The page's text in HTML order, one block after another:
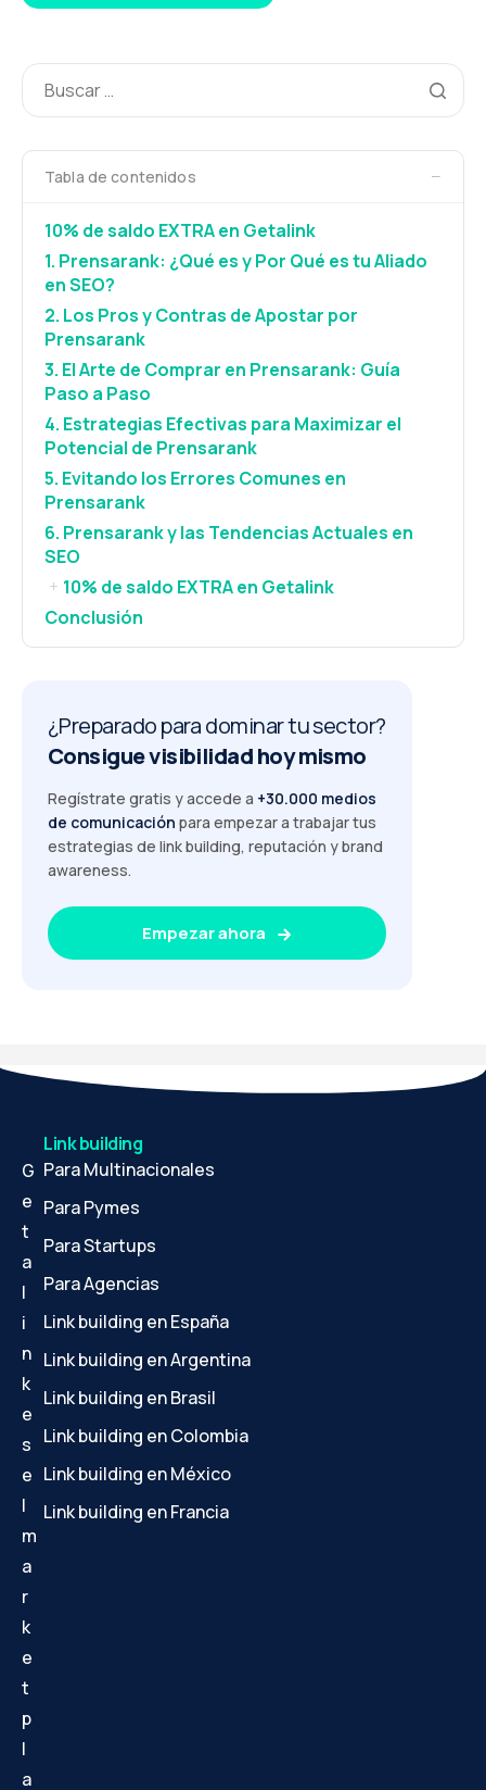
Tabla de contenidos −
10% de saldo EXTRA en Getalink
1. Prensarank: ¿Qué es y Por Qué es tu Aliado
en SEO?
2. Los Pros y Contras de Apostar por
Prensarank
3. El Arte de Comprar en Prensarank: Guía
Paso a Paso
4. Estrategias Efectivas para Maximizar el
Potencial de Prensarank
5. Evitando los Errores Comunes en
Prensarank
6. Prensarank y las Tendencias Actuales en
SEO
+ 10% de saldo EXTRA en Getalink
Conclusión
¿Preparado para dominar tu sector?
Consigue visibilidad hoy mismo
Regístrate gratis y accede a +30.000 medios
de comunicación para empezar a trabajar tus
estrategias de link building, reputación y brand
awareness.
Empezar ahora
G
e
t
a
l
i
n
k
e
s
e
l
m
a
r
k
e
t
p
l
a
Link building
Para Multinacionales
Para Pymes
Para Startups
Para Agencias
Link building en España
Link building en Argentina
Link building en Brasil
Link building en Colombia
Link building en México
Link building en Francia